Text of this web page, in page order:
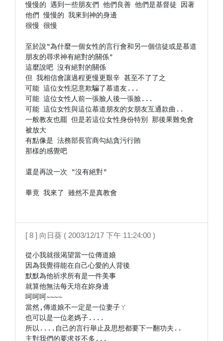
慢慢的 遇到一些朋友們 他們良善 他們是基督徒 因著
他們 慢慢的 我來到神的身邊
很慢 很慢
至於說"為什麼一個女性的言行會和另一個信徒或是慕道
朋友的尋求神有絕對的關係"
這麼說吧 沒有絕對的關係
但 我相信會讓過程更慢更艱辛 甚至不了了之
可能 這位女性惡意欺騙了慕道友...
可能 這位女性人前一張臉人後一張臉...
可能 這位女性與這位慕道朋友的女朋友互通款曲..
一般教友也罷 但是若這位女性身份特別 那後果難免會
被放大
有點像是 法務部長官商勾結貪污行賄
那樣的感覺吧
還是再說一次 "沒有絕對"
畢竟 我來了 雖然不是真教會
[ 8 ] 向日葵 ( 2003/12/17 下午 11:24:00 )
從小我就很渴望當一位傳道娘
因為我覺得能在自己心愛的人背後
默默為他祈求所有是一件美事
就算他無法每天培在妳身邊
呵呵呵~~~~
當然,傳道娘不一定是一位妻子ㄚ
也可以是一位老媽子....
所以....自己的言行舉止及思想都要下一翻功夫..
主對我們的要求並不多...